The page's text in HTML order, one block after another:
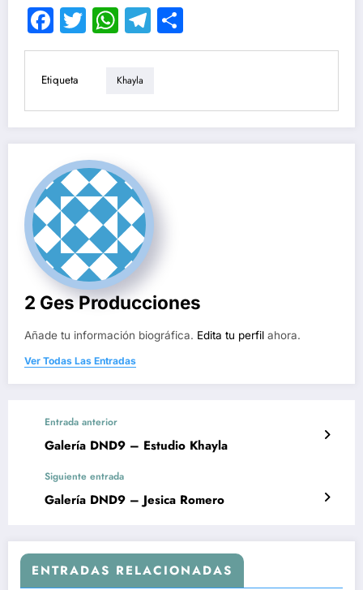
Facebook
TwitterWhatsApp
Telegram
Etiqueta Khayla
2 Ges Producciones
Añade tu información biográfica. Edita tu perfil ahora.
Ver Todas Las Entradas
Entrada anterior
Galería DND9 – Estudio Khayla
Siguiente entrada
Galería DND9 – Jesica Romero
ENTRADAS RELACIONADAS